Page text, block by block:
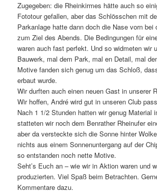
Zugegeben: die Rheinkirmes hätte auch so
Fototour gefallen, aber das Schlösschen mit
Parkanlage hatte dann doch die Nase vorn bei
zum Ziel des Abends. Die Bedingungen für
waren auch fast perfekt. Und so widmeten wir
Bauwerk, mal dem Park, mal en Detail, mal
Motive fanden sich genug um das Schloß,
erbaut wurde.
Wir durften auch einen neuen Gast in unserer
Wir hoffen, André wird gut in unseren Club
Nach 1 1/2 Stunden hatten wir genug Material
statteten wir noch dem Benrather Rheinufer
aber da versteckte sich die Sonne hinter
nichts aus einem Sonnenuntergang auf der
so entstanden noch nette Motive.
Seht’s Euch an – wie wir in Aktion waren und
produzierten. Viel Spaß beim Betrachten.
Kommentare dazu.